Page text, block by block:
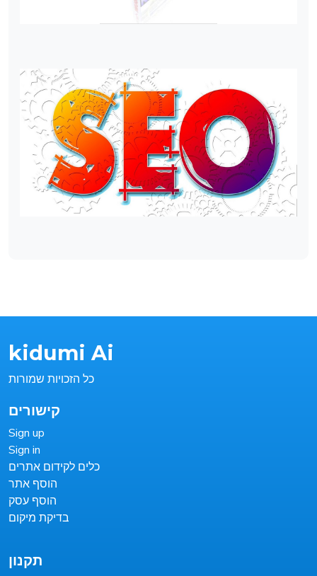
kidumi Ai
כל הזכויות שמורות
קישורים
Sign up
Sign in
כלים לקידום אתרים
הוסף אתר
הוסף עסק
בדיקת מיקום
תקנון